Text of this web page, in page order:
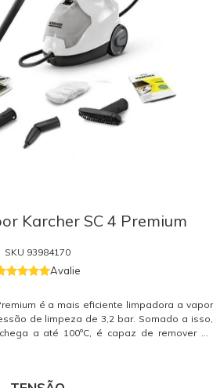
Karcher SC 4 Premium
SKU 93984170
Avalie
é a mais eficiente limpadora a vapor
de limpeza de 3,2 bar. Somado a isso,
a até 100ºC, é capaz de remover as
e sem o uso de produtos químicos.